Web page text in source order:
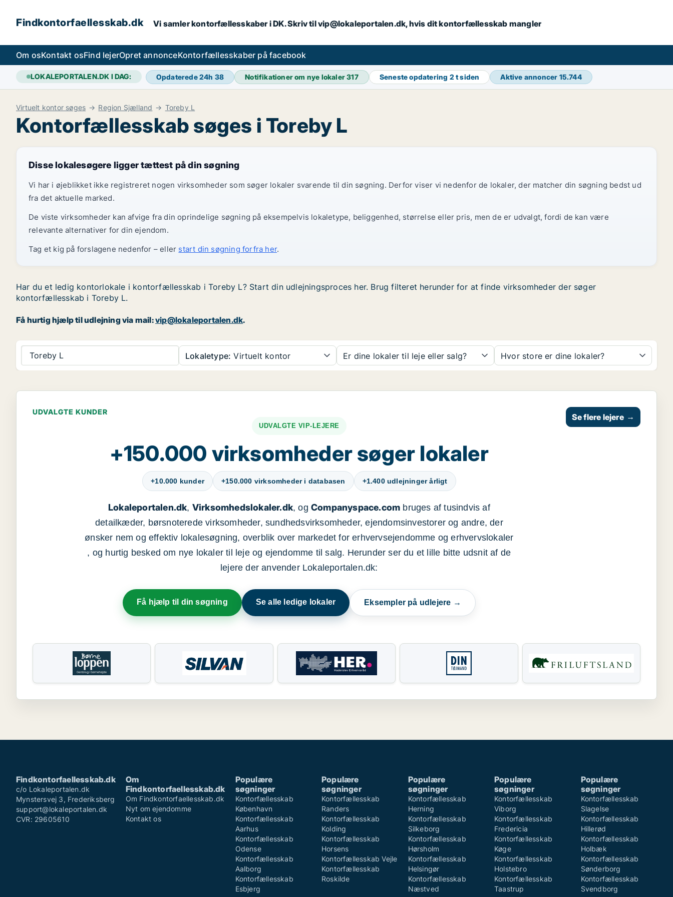
Findkontorfaellesskab.dk Vi samler kontorfællesskaber i DK. Skriv til vip@lokaleportalen.dk, hvis dit kontorfællesskab mangler
Om osKontakt osFind lejerOpret annonceKontorfællesskaber på facebook
LOKALEPORTALEN.DK I DAG: Opdaterede 24h 38 Notifikationer om nye lokaler317 Seneste opdatering 2 t siden Aktive annoncer 15.744
Virtuelt kontor søges Region Sjælland Toreby L
Kontorfællesskab søges i Toreby L
Disse lokalesøgere ligger tættest på din søgning
Vi har i øjeblikket ikke registreret nogen virksomheder som søger lokaler svarende til din søgning. Derfor viser vi nedenfor de lokaler, der matcher din søgning bedst ud
fra det aktuelle marked.
De viste virksomheder kan afvige fra din oprindelige søgning på eksempelvis lokaletype, beliggenhed, størrelse eller pris, men de er udvalgt, fordi de kan være
relevante alternativer for din ejendom.
Tag et kig på forslagene nedenfor – eller start din søgning forfra her.
Har du et ledig kontorlokale i kontorfællesskab i Toreby L? Start din udlejningsproces her. Brug filteret herunder for at finde virksomheder der søger
kontorfællesskab i Toreby L.
Få hurtig hjælp til udlejning via mail:vip@lokaleportalen.dk.
Toreby L Lokaletype: Virtuelt kontor Er dine lokaler til leje eller salg? Hvor store er dine lokaler?
UDVALGTE KUNDER
UDVALGTE VIP-LEJERE
+150.000 virksomheder søger lokaler
+10.000 kunder +150.000 virksomheder i databasen +1.400 udlejninger årligt
Lokaleportalen.dk, Virksomhedslokaler.dk, og Companyspace.com bruges af tusindvis af
detailkæder, børsnoterede virksomheder, sundhedsvirksomheder, ejendomsinvestorer og andre, der
ønsker nem og effektiv lokalesøgning, overblik over markedet for erhvervsejendomme og erhvervslokaler
, og hurtig besked om nye lokaler til leje og ejendomme til salg. Herunder ser du et lille bitte udsnit af de
lejere der anvender Lokaleportalen.dk:
Få hjælp til din søgning Se alle ledige lokaler Eksempler på udlejere →
Se flere lejere →
Findkontorfaellesskab.dk
c/o Lokaleportalen.dk
Mynstersvej 3, Frederiksberg
support@lokaleportalen.dk
CVR: 29605610
Om
Findkontorfaellesskab.dk
Om Findkontorfaellesskab.dk
Nyt om ejendomme
Kontakt os
Populære
søgninger
Kontorfællesskab
København
Kontorfællesskab
Aarhus
Kontorfællesskab
Odense
Kontorfællesskab
Aalborg
Kontorfællesskab
Esbjerg
Populære
søgninger
Kontorfællesskab
Randers
Kontorfællesskab
Kolding
Kontorfællesskab
Horsens
Kontorfællesskab Vejle
Kontorfællesskab
Roskilde
Populære
søgninger
Kontorfællesskab
Herning
Kontorfællesskab
Silkeborg
Kontorfællesskab
Hørsholm
Kontorfællesskab
Helsingør
Kontorfællesskab
Næstved
Populære
søgninger
Kontorfællesskab
Viborg
Kontorfællesskab
Fredericia
Kontorfællesskab
Køge
Kontorfællesskab
Holstebro
Kontorfællesskab
Taastrup
Populære
søgninger
Kontorfællesskab
Slagelse
Kontorfællesskab
Hillerød
Kontorfællesskab
Holbæk
Kontorfællesskab
Sønderborg
Kontorfællesskab
Svendborg